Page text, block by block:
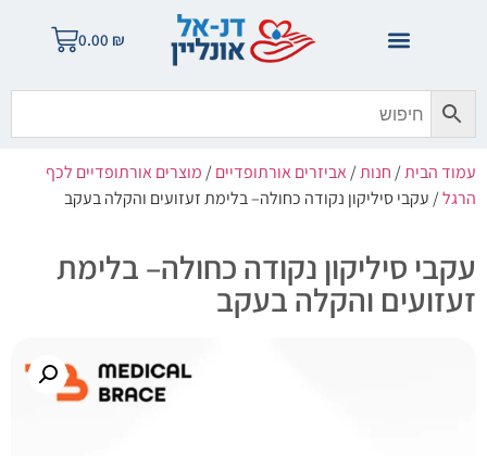
0.00 ₪
עמוד הבית/חנות/אביזרים אורתופדיים/מוצרים אורתופדיים לכף
הרגל/ עקבי סיליקון נקודה כחולה– בלימת זעזועים והקלה בעקב
עקבי סיליקון נקודה כחולה– בלימת
זעזועים והקלה בעקב